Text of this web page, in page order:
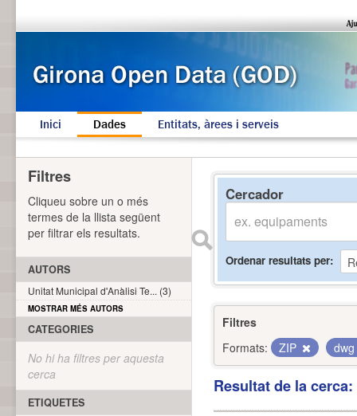
Inici Dades Entitats, àrees i serveis
Cercador
Ordenar resultats per
Filtres
Formats:
ZIP dwg
Resultat de la
Filtres
Cliqueu sobre un o més
termes de la llista següent
per filtrar els resultats.
AUTORS
Unitat Municipal d'Anàlisi Te... (3)
MOSTRAR MÉS AUTORS
CATEGORIES
No hi ha filtres per aquesta
cerca
ETIQUETES